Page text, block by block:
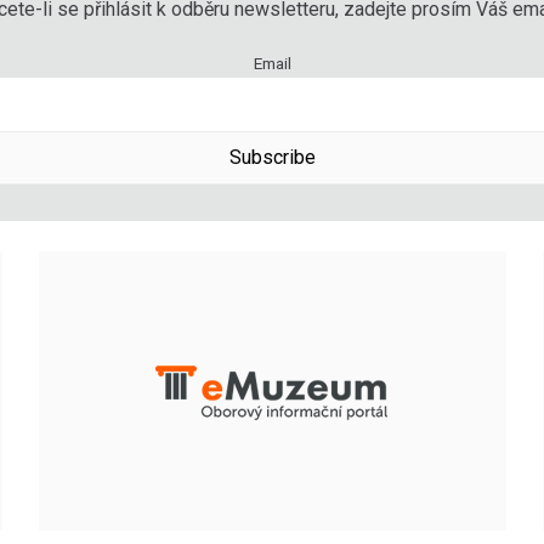
li se přihlásit k odběru newsletteru, zadejte prosím Váš
Email
Subscribe